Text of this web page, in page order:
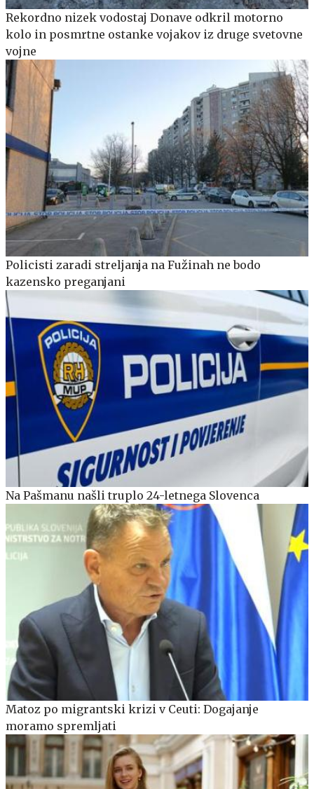
Rekordno nizek vodostaj Donave odkril motorno
kolo in posmrtne ostanke vojakov iz druge svetovne
vojne
Policisti zaradi streljanja na Fužinah ne bodo
kazensko preganjani
Na Pašmanu našli truplo 24-letnega Slovenca
Matoz po migrantski krizi v Ceuti: Dogajanje
moramo spremljati